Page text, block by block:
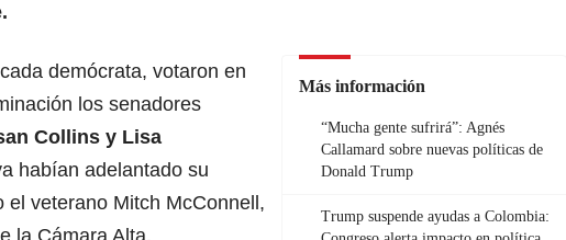
Más información
“Mucha gente sufrirá”: Agnés
Callamard sobre nuevas políticas de
Donald Trump
Trump suspende ayudas a Colombia:
demócrata, votaron en
los senadores
Collins y Lisa
habían adelantado su
el veterano Mitch McConnell,